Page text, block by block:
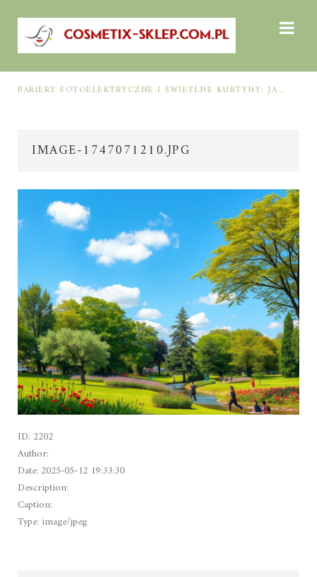
BARIERY FOTOELEKTRYCZNE I ŚWIETLNE KURTYNY: JAK DOBRAĆ ROZWIĄZANIE DO BEZPIECZEŃSTWA FUNKCJONALNEGO (MUTING, BLANKING, TYP 2 I TYP 4)
IMAGE-1747071210.JPG
ID: 2202
Author:
Date: 2025-05-12 19:33:30
Description:
Caption:
Type: image/jpeg